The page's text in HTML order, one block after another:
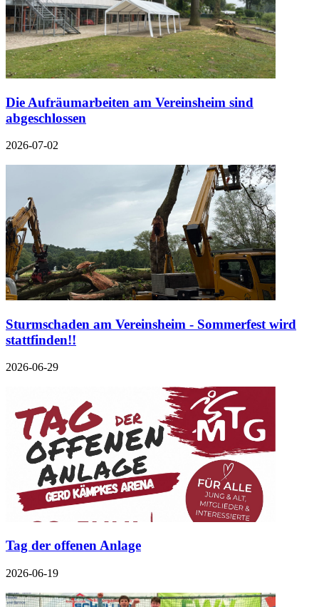
Die Aufräumarbeiten am Vereinsheim sind
abgeschlossen
2026-07-02
Sturmschaden am Vereinsheim - Sommerfest wird
stattfinden!!
2026-06-29
Tag der offenen Anlage
2026-06-19